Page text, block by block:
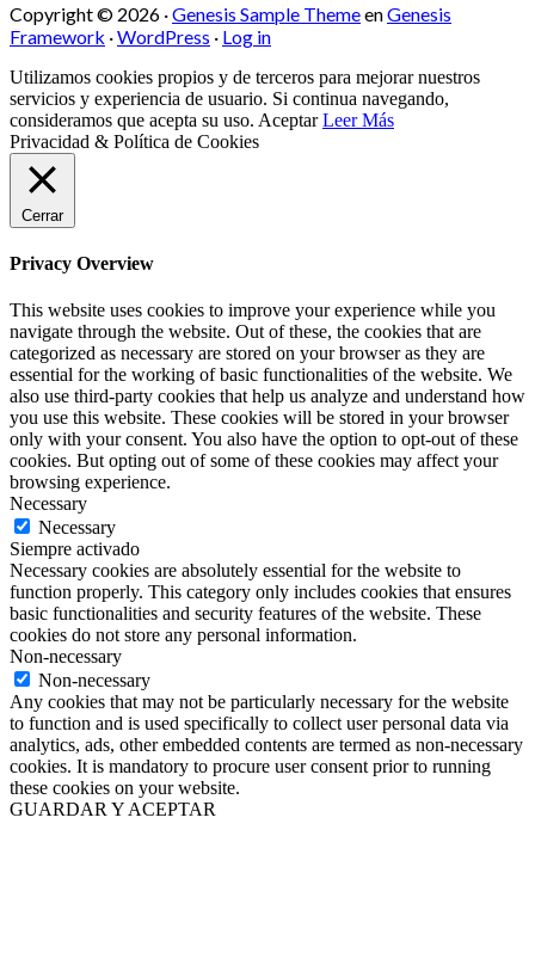
Copyright © 2026 ·Genesis Sample ThemeenGenesis
Framework ·WordPress · Log in
Utilizamos cookies propios y de terceros para mejorar nuestros
servicios y experiencia de usuario. Si continua navegando,
consideramos que acepta su uso. Aceptar Leer Más
Privacidad & Política de Cookies
Cerrar
Privacy Overview
This website uses cookies to improve your experience while you
navigate through the website. Out of these, the cookies that are
categorized as necessary are stored on your browser as they are
essential for the working of basic functionalities of the website. We
also use third-party cookies that help us analyze and understand how
you use this website. These cookies will be stored in your browser
only with your consent. You also have the option to opt-out of these
cookies. But opting out of some of these cookies may affect your
browsing experience.
Necessary
Necessary
Siempre activado
Necessary cookies are absolutely essential for the website to
function properly. This category only includes cookies that ensures
basic functionalities and security features of the website. These
cookies do not store any personal information.
Non-necessary
Non-necessary
Any cookies that may not be particularly necessary for the website
to function and is used specifically to collect user personal data via
analytics, ads, other embedded contents are termed as non-necessary
cookies. It is mandatory to procure user consent prior to running
these cookies on your website.
GUARDAR Y ACEPTAR